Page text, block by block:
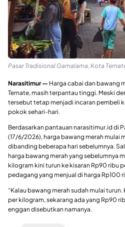
Pasar Tradisional Gamalama, Kota
Narasitimur — Harga cabai dan bawang
Ternate, masih terpantau tinggi. Meski
tersebut tetap menjadi incaran pembeli
pokok sehari-hari.
Berdasarkan pantauan narasitimur.id di
(17/6/2026), harga bawang merah mulai
dibanding beberapa hari sebelumnya.
harga bawang merah yang sebelumnya
kilogram kini turun ke kisaran Rp90 ribu
pedagang yang menjual di harga Rp100
“Kalau bawang merah sudah mulai
per kilogram, sekarang ada yang Rp90
enggan disebutkan namanya.